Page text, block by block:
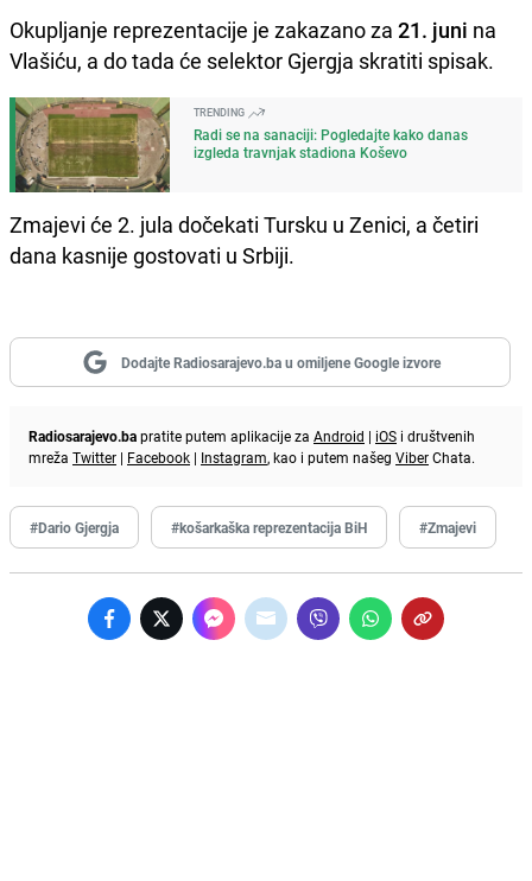
Okupljanje reprezentacije je zakazano za 21. juni na
Vlašiću, a do tada će selektor Gjergja skratiti spisak.
TRENDING
Radi se na sanaciji: Pogledajte kako danas
izgleda travnjak stadiona Koševo
Zmajevi će 2. jula dočekati Tursku u Zenici, a četiri
dana kasnije gostovati u Srbiji.
Dodajte Radiosarajevo.ba u omiljene Google izvore
Radiosarajevo.bapratite putem aplikacije za Android | iOS i društvenih
mreža Twitter | Facebook | Instagram, kao i putem našeg ViberChata.
#Dario Gjergja #košarkaška reprezentacija BiH #Zmajevi